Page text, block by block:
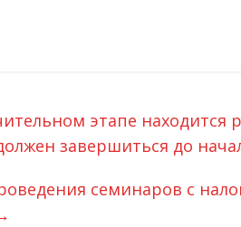
этапе находится
завершиться до
семинаров с